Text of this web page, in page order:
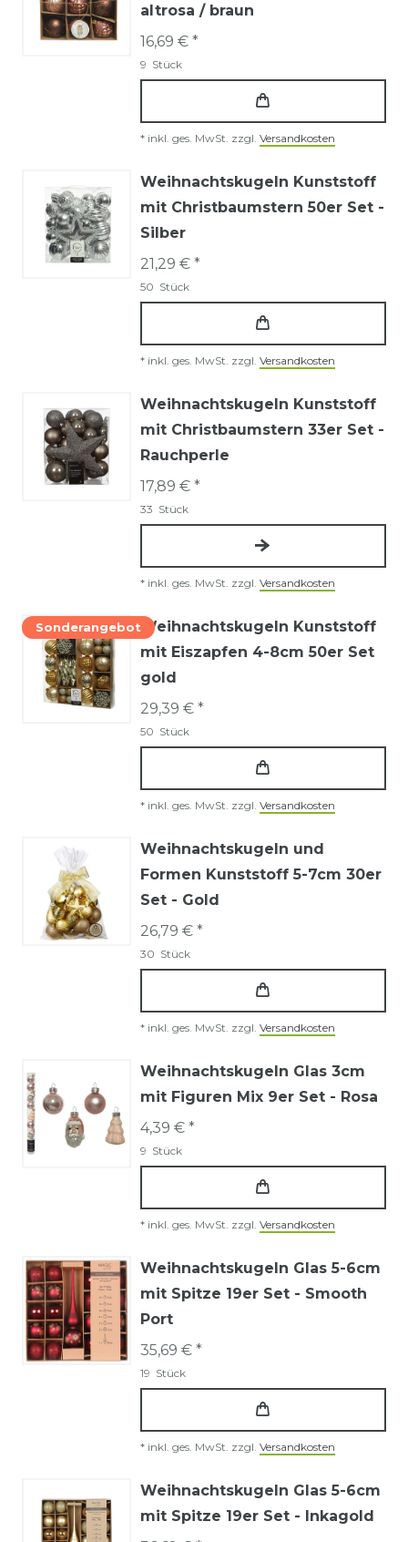
altrosa / braun
16,69 € *
9 Stück
* inkl. ges. MwSt. zzgl. Versandkosten
Weihnachtskugeln Kunststoff
mit Christbaumstern 50er Set -
Silber
21,29 € *
50 Stück
* inkl. ges. MwSt. zzgl. Versandkosten
Weihnachtskugeln Kunststoff
mit Christbaumstern 33er Set -
Rauchperle
17,89 € *
33 Stück
* inkl. ges. MwSt. zzgl. Versandkosten
SonderangebotWeihnachtskugeln Kunststoff
mit Eiszapfen 4-8cm 50er Set
gold
29,39 € *
50 Stück
* inkl. ges. MwSt. zzgl. Versandkosten
Weihnachtskugeln und
Formen Kunststoff 5-7cm 30er
Set - Gold
26,79 € *
30 Stück
* inkl. ges. MwSt. zzgl. Versandkosten
Weihnachtskugeln Glas 3cm
mit Figuren Mix 9er Set - Rosa
4,39 € *
9 Stück
* inkl. ges. MwSt. zzgl. Versandkosten
Weihnachtskugeln Glas 5-6cm
mit Spitze 19er Set - Smooth
Port
35,69 € *
19 Stück
* inkl. ges. MwSt. zzgl. Versandkosten
Weihnachtskugeln Glas 5-6cm
mit Spitze 19er Set - Inkagold